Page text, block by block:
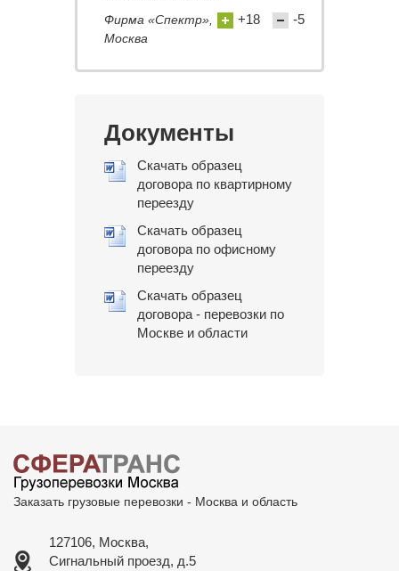
Фирма «Спектр»,
Москва
+18 -5
Документы
Скачать образец
договора по квартирному
переезду
Скачать образец
договора по офисному
переезду
Скачать образец
договора - перевозки по
Москве и области
Заказать грузовые перевозки - Москва и область
127106, Москва,
Сигнальный проезд, д.5